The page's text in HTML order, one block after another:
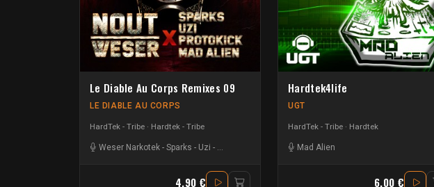
Le Diable Au Corps Remixes 09
LE DIABLE AU CORPS
HardTek - Tribe Hardtek - Tribe
Weser Narkotek - Sparks - Uzi - Protokick -Nout Heretik
4.90 €
Hardtek4life
UGT
HardTek - Tribe Hardtek
Mad Alien
6.00 €